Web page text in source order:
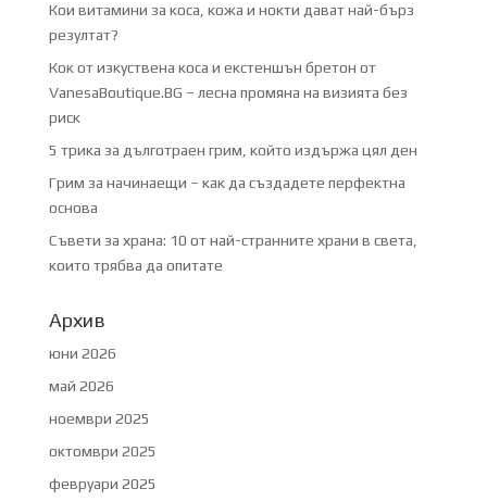
Кои витамини за коса, кожа и нокти дават най-бърз
резултат?
Кок от изкуствена коса и екстеншън бретон от
VanesaBoutique.BG – лесна промяна на визията без
риск
5 трика за дълготраен грим, който издържа цял ден
Грим за начинаещи – как да създадете перфектна
основа
Съвети за храна: 10 от най-странните храни в света,
които трябва да опитате
Архив
юни 2026
май 2026
ноември 2025
октомври 2025
февруари 2025